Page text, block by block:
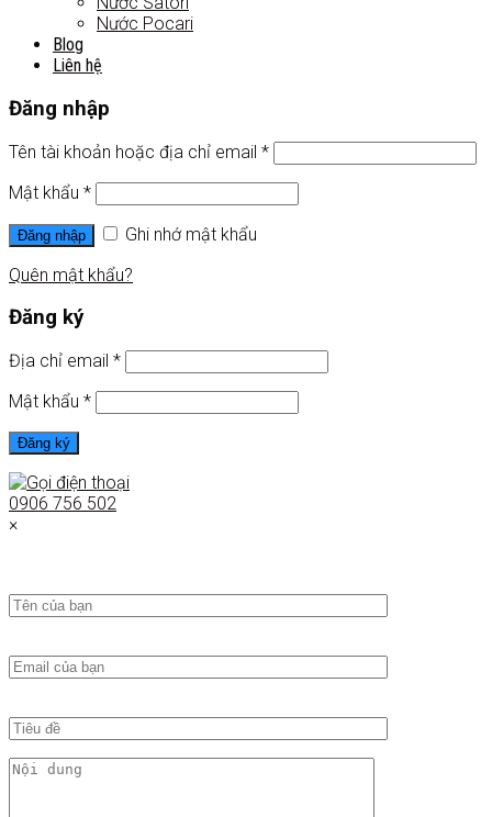
Nước Pocari
Blog
Liên hệ
Đăng nhập
Tên tài khoản hoặc địa chỉ email *
Mật khẩu *
Đăng nhập
Ghi nhớ mật khẩu
Quên mật khẩu?
Đăng ký
Địa chỉ email *
Mật khẩu *
Đăng ký
0906 756 502
×